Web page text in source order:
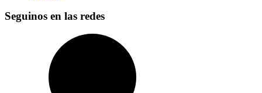
Seguinos en las redes